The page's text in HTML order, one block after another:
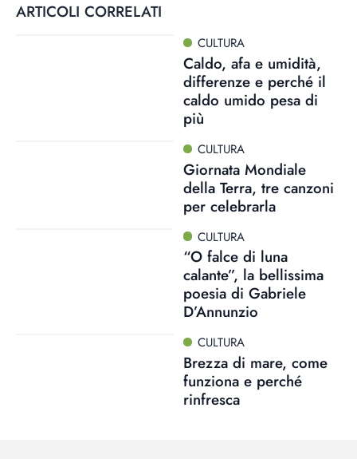
ARTICOLI CORRELATI
CULTURA
Caldo, afa e umidità,
differenze e perché il
caldo umido pesa di
più
CULTURA
Giornata Mondiale
della Terra, tre canzoni
per celebrarla
CULTURA
“O falce di luna
calante”, la bellissima
poesia di Gabriele
D’Annunzio
CULTURA
Brezza di mare, come
funziona e perché
rinfresca